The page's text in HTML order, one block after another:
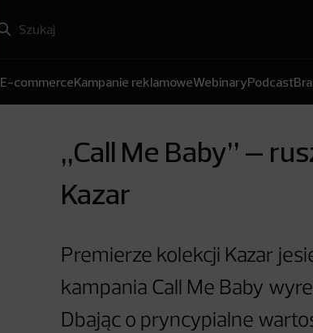
E-commerceKampanie reklamoweWebinaryPodcast
„Call Me Baby” –
Kazar
Premierze kolekcji Kazar
kampania Call Me Baby
Dbając o pryncypialne